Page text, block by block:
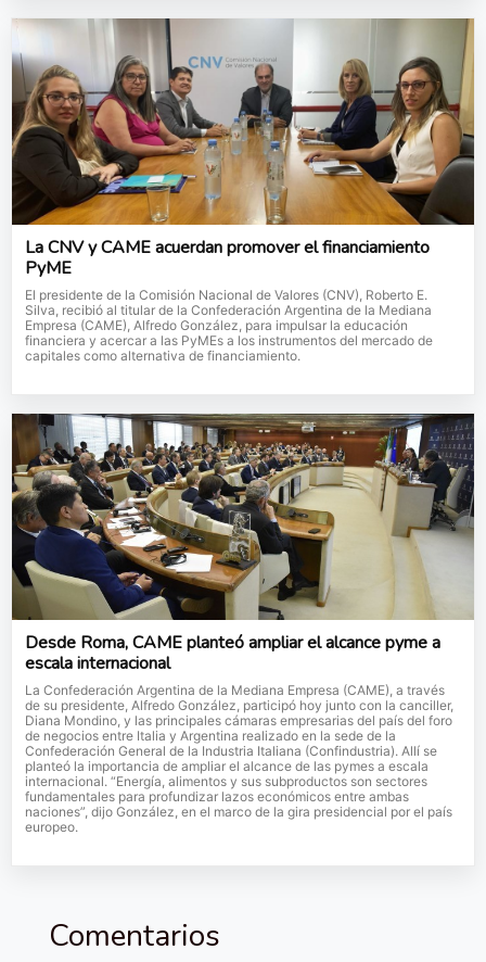
La CNV y CAME acuerdan promover el financiamiento
PyME
El presidente de la Comisión Nacional de Valores (CNV), Roberto E.
Silva, recibió al titular de la Confederación Argentina de la Mediana
Empresa (CAME), Alfredo González, para impulsar la educación
financiera y acercar a las PyMEs a los instrumentos del mercado de
capitales como alternativa de financiamiento.
Desde Roma, CAME planteó ampliar el alcance pyme a
escala internacional
La Confederación Argentina de la Mediana Empresa (CAME), a través
de su presidente, Alfredo González, participó hoy junto con la canciller,
Diana Mondino, y las principales cámaras empresarias del país del foro
de negocios entre Italia y Argentina realizado en la sede de la
Confederación General de la Industria Italiana (Confindustria). Allí se
planteó la importancia de ampliar el alcance de las pymes a escala
internacional. “Energía, alimentos y sus subproductos son sectores
fundamentales para profundizar lazos económicos entre ambas
naciones”, dijo González, en el marco de la gira presidencial por el país
europeo.
Comentarios